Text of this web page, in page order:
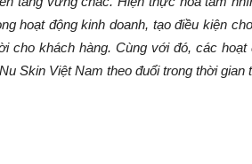
hoạt động kinh doanh, tạo điều kiện
cho khách hàng. Cùng với đó, các
Skin Việt Nam theo đuổi trong thời gian